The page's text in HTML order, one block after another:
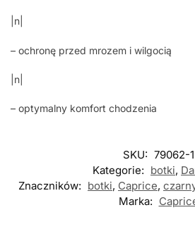
|n|
– ochronę przed mrozem i wilgocią
|n|
– optymalny komfort chodzenia
SKU: 79062-1
Kategorie: botki,
Znaczników: botki, Caprice,
Marka: